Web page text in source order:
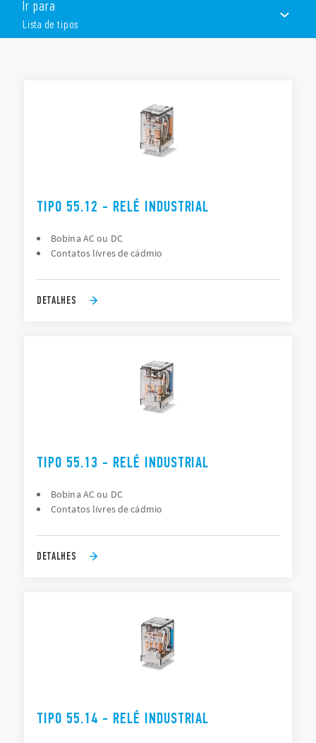
Bobina em AC ou DC
Disponível com botão de teste bloqueável, indicador
mecânico e LED indicador
Ir para
Lista de tipos
TIPO 55.12 - RELÉ INDUSTRIAL
Bobina AC ou DC
Contatos livres de cádmio
DETALHES
TIPO 55.13 - RELÉ INDUSTRIAL
Bobina AC ou DC
Contatos livres de cádmio
DETALHES
TIPO 55.14 - RELÉ INDUSTRIAL